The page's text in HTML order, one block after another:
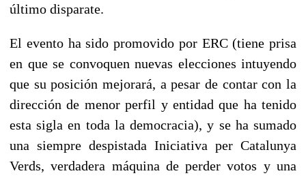
último disparate.
El evento ha sido promovido por ERC (tiene prisa
en que se convoquen nuevas elecciones intuyendo
que su posición mejorará, a pesar de contar con la
dirección de menor perfil y entidad que ha tenido
esta sigla en toda la democracia), y se ha sumado
una siempre despistada Iniciativa per Catalunya
Verds, verdadera máquina de perder votos y una